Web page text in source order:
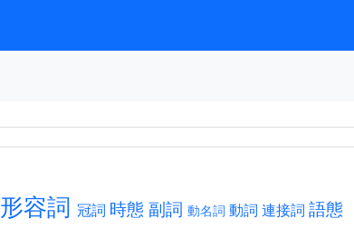
形容詞 冠詞 時態 副詞 動名詞 動詞 連接詞 語態